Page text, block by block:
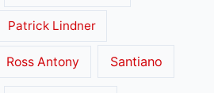
Patrick Lindner
Ross Antony Santiano